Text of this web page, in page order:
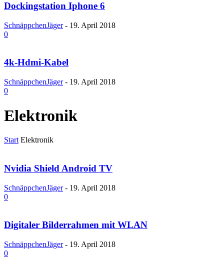
Dockingstation Iphone 6
SchnäppchenJäger - 19. April 2018
0
4k-Hdmi-Kabel
SchnäppchenJäger - 19. April 2018
0
Elektronik
Start Elektronik
Nvidia Shield Android TV
SchnäppchenJäger - 19. April 2018
0
Digitaler Bilderrahmen mit WLAN
SchnäppchenJäger - 19. April 2018
0